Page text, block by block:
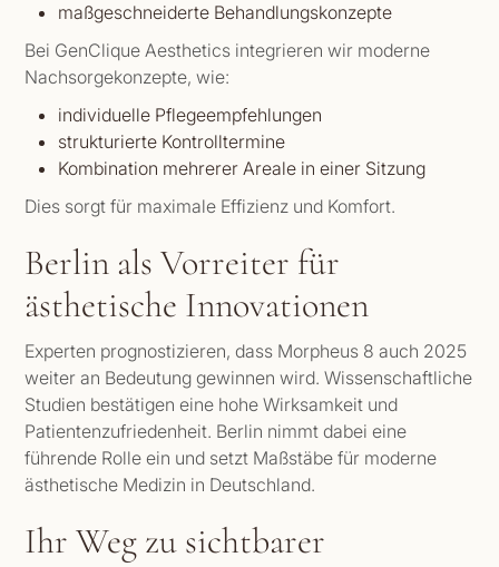
maßgeschneiderte Behandlungskonzepte
Bei GenClique Aesthetics integrieren wir moderne
Nachsorgekonzepte, wie:
individuelle Pflegeempfehlungen
strukturierte Kontrolltermine
Kombination mehrerer Areale in einer Sitzung
Dies sorgt für maximale Effizienz und Komfort.
Berlin als Vorreiter für
ästhetische Innovationen
Experten prognostizieren, dass Morpheus 8 auch 2025
weiter an Bedeutung gewinnen wird. Wissenschaftliche
Studien bestätigen eine hohe Wirksamkeit und
Patientenzufriedenheit. Berlin nimmt dabei eine
führende Rolle ein und setzt Maßstäbe für moderne
ästhetische Medizin in Deutschland.
Ihr Weg zu sichtbarer